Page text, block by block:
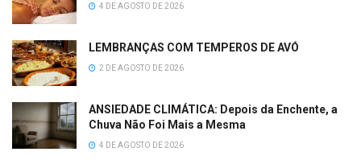
4 DE AGOSTO DE 2026
LEMBRANÇAS COM TEMPEROS DE AVÓ
2 DE AGOSTO DE 2026
ANSIEDADE CLIMÁTICA: Depois da Enchente, a
Chuva Não Foi Mais a Mesma
4 DE AGOSTO DE 2026